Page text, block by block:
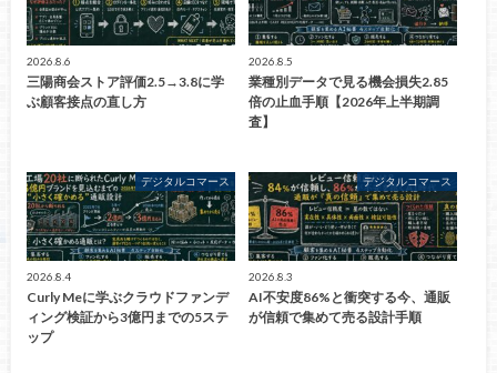
2026.8.6
三陽商会ストア評価2.5→3.8に学
ぶ顧客接点の直し方
2026.8.5
業種別データで見る機会損失2.85
倍の止血手順【2026年上半期調
査】
デジタルコマース
2026.8.4
Curly Meに学ぶクラウドファンデ
ィング検証から3億円までの5ステ
ップ
デジタルコマース
2026.8.3
AI不安度86%と衝突する今、通販
が信頼で集めて売る設計手順